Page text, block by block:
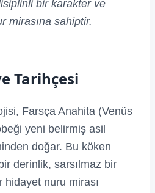
bir karakter ve
mirasına sahiptir.
Tarihçesi
Farsça Anahita (Venüs
yeni belirmiş asil
doğar. Bu köken
derinlik, sarsılmaz bir
nuru mirası